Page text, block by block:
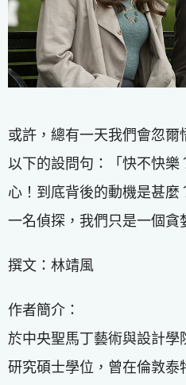
或許，總有一天我們會忽
以下的設問句：「快不快樂
心！到底背後的動機是甚
一名偵探，我們只是一個貪
撰文：林靖風
作者簡介：
於中央聖馬丁藝術與設計學
研究碩士學位，曾在倫敦